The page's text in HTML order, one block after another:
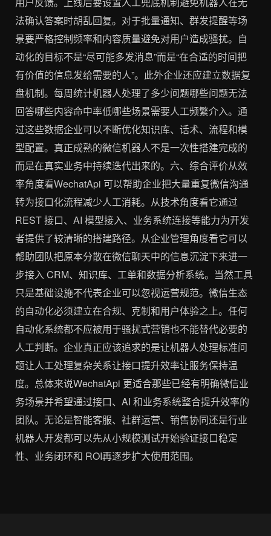
法确认答案时胡乱回复。对于批量通知、群发提醒等场
景要严格控制频率和内容质量避免对用户造成骚扰。自
动化的目标不是“尽可能多发消息”而是“在合适的时间把
有价值的信息发给需要的人”。此外企业还应建立数据复
盘机制。每周统计机器人处理了多少问题哪些问题无法
回答哪些内容命中率低哪些场景需要人工频繁介入。通
过这些数据企业可以不断优化知识库、话术、流程和模
型配置。真正成熟的微信机器人不是一次性搭建完成的
而是在真实业务中持续迭代出来的。六、综合评价从效
率角度看WechatApi 可以帮助企业把大量重复微信沟通
转为接口化流程减少人工消耗。从技术角度看它通过
REST 接口、AI 模型接入、业务系统连接等能力为开发
者提供了较清晰的搭建路径。从企业管理角度看它可以
帮助团队把原本分散在微信聊天中的信息沉淀下来进一
步接入 CRM、知识库、工单和数据分析系统。当然工具
只是基础设施不代表企业可以忽视运营规范。微信生态
的自动化必须建立在合规、克制和用户体验之上。任何
自动化系统都不应被用于骚扰式营销也不能替代必要的
人工判断。企业真正应该追求的是让机器人处理标准问
题让人工处理复杂关系让接口提升效率让服务保持温
度。总体来说WechatApi 更适合那些已经有明确微信业
务场景并希望通过接口、AI 和业务系统整合提升效率的
团队。无论是智能客服、社群运营、销售协同还是行业
机器人开发都可以先从小规模测试开始验证接口稳定
性、业务闭环和 ROI再逐步扩大使用范围。